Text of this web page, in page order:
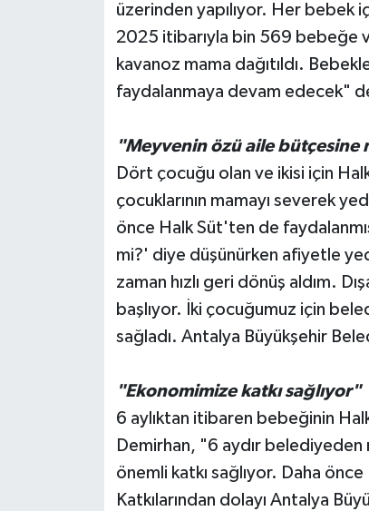
üzerinden yapılıyor. Her bebek
2025 itibarıyla bin 569 bebeğe
kavanoz mama dağıtıldı.
faydalanmaya devam edecek"
"Meyvenin özü aile bütçesine
Dört çocuğu olan ve ikisi için
çocuklarının mamayı severek
önce Halk Süt'ten de
mi?' diye düşünürken afiyetle
zaman hızlı geri dönüş aldım.
başlıyor. İki çocuğumuz için
sağladı. Antalya Büyükşehir
"Ekonomimize katkı sağlıyor"
6 aylıktan itibaren bebeğinin
Demirhan, "6 aydır
önemli katkı sağlıyor. Daha
Katkılarından dolayı Antalya